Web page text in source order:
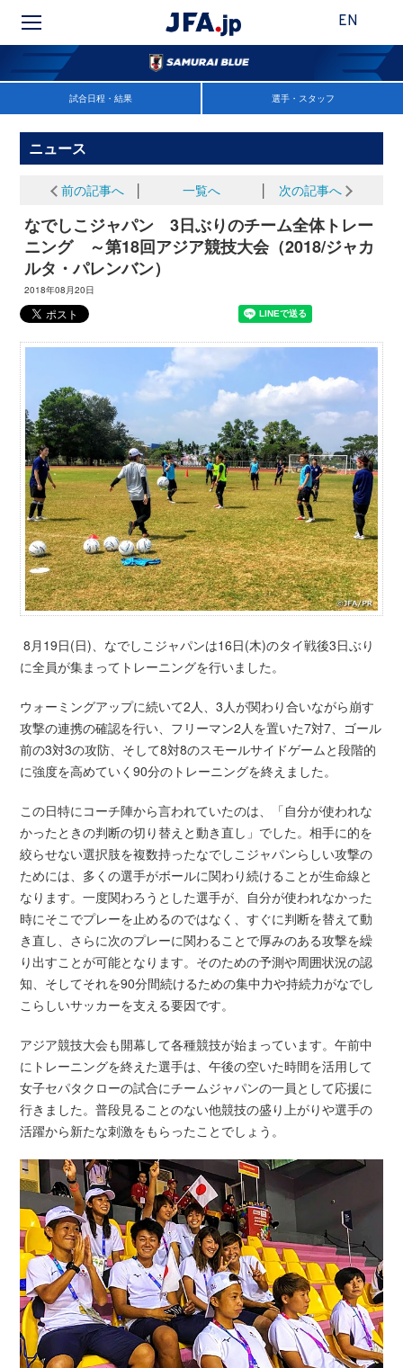
EN
試合日程・結果 選手・スタッフ
ニュース
前の記事へ 一覧へ 次の記事へ
なでしこジャパン 3日ぶりのチーム全体トレー
ニング ～第18回アジア競技大会（2018/ジャカ
ルタ・パレンバン）
2018年08月20日
8月19日(日)、なでしこジャパンは16日(木)のタイ戦後3日ぶり
に全員が集まってトレーニングを行いました。
ウォーミングアップに続いて2人、3人が関わり合いながら崩す
攻撃の連携の確認を行い、フリーマン2人を置いた7対7、ゴール
前の3対3の攻防、そして8対8のスモールサイドゲームと段階的
に強度を高めていく90分のトレーニングを終えました。
この日特にコーチ陣から言われていたのは、「自分が使われな
かったときの判断の切り替えと動き直し」でした。相手に的を
絞らせない選択肢を複数持ったなでしこジャパンらしい攻撃の
ためには、多くの選手がボールに関わり続けることが生命線と
なります。一度関わろうとした選手が、自分が使われなかった
時にそこでプレーを止めるのではなく、すぐに判断を替えて動
き直し、さらに次のプレーに関わることで厚みのある攻撃を繰
り出すことが可能となります。そのための予測や周囲状況の認
知、そしてそれを90分間続けるための集中力や持続力がなでし
こらしいサッカーを支える要因です。
アジア競技大会も開幕して各種競技が始まっています。午前中
にトレーニングを終えた選手は、午後の空いた時間を活用して
女子セパタクローの試合にチームジャパンの一員として応援に
行きました。普段見ることのない他競技の盛り上がりや選手の
活躍から新たな刺激をもらったことでしょう。